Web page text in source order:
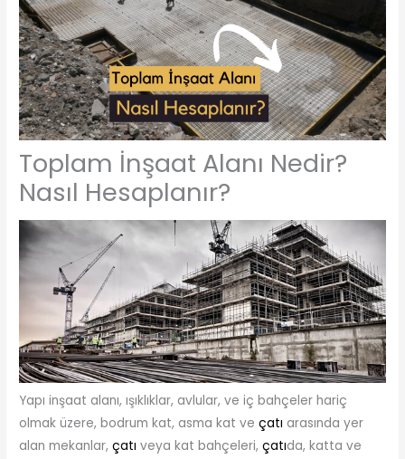
Toplam İnşaat Alanı Nedir?
Nasıl Hesaplanır?
Yapı inşaat alanı, ışıklıklar, avlular, ve iç bahçeler hariç
olmak üzere, bodrum kat, asma kat veçatı arasında yer
alan mekanlar,çatı veya kat bahçeleri,çatıda, katta ve